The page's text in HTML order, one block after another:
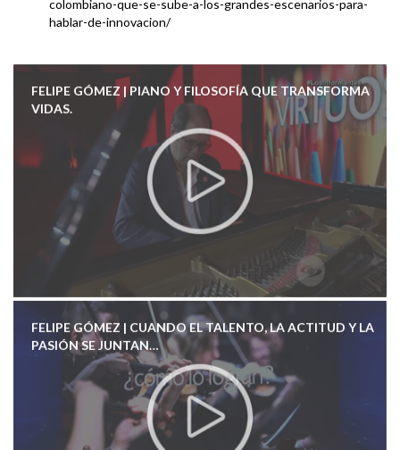
colombiano-que-se-sube-a-los-grandes-escenarios-para-
hablar-de-innovacion/
FELIPE GÓMEZ | PIANO Y FILOSOFÍA QUE TRANSFORMA
VIDAS.
FELIPE GÓMEZ | CUANDO EL TALENTO, LA ACTITUD Y LA
PASIÓN SE JUNTAN…